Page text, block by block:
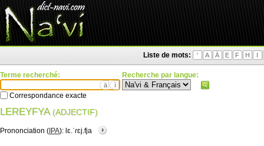
Liste de mots: ' A Ä E F H I
Terme recherché:
ä ì
Correspondance exacte
Recherche par langue:
LEREYFYA (ADJECTIF)
Prononciation ( IPA): lɛ.ˈɾɛj.fja